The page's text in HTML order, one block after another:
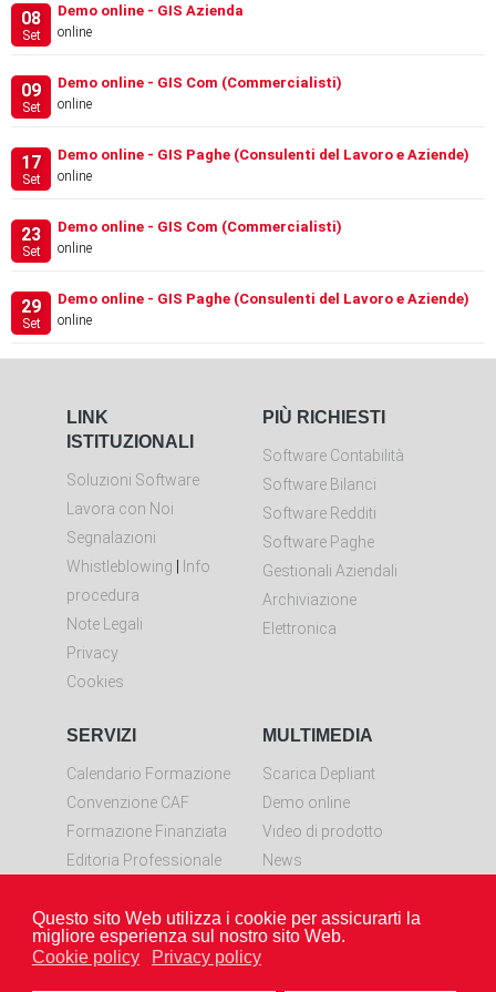
Questo sito Web utilizza i cookie per assicurarti la
migliore esperienza sul nostro sito Web.
Cookie policy
Privacy policy
08
Set
Demo online - GIS Azienda
online
09
Set
Demo online - GIS Com (Commercialisti)
online
17
Set
Demo online - GIS Paghe (Consulenti del Lavoro e Aziende)
online
23
Set
Demo online - GIS Com (Commercialisti)
online
29
Set
Demo online - GIS Paghe (Consulenti del Lavoro e Aziende)
online
LINK
ISTITUZIONALI
Soluzioni Software
Lavora con Noi
Segnalazioni
Whistleblowing | Info
procedura
Note Legali
Privacy
Cookies
PIÙ RICHIESTI
Software Contabilità
Software Bilanci
Software Redditi
Software Paghe
Gestionali Aziendali
Archiviazione
Elettronica
SERVIZI
Calendario Formazione
Convenzione CAF
Formazione Finanziata
Editoria Professionale
Scarica LiveResolve per
Windows
MULTIMEDIA
Scarica Depliant
Demo online
Video di prodotto
News